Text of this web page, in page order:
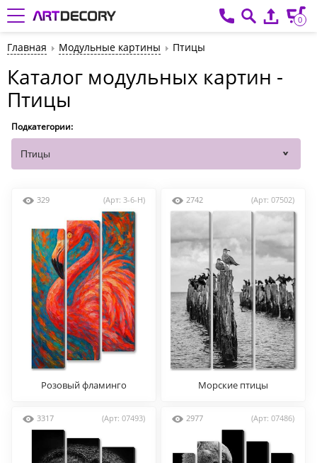
0
Главная Модульные картины Птицы
Каталог модульных картин -
Птицы
Подкатегории:
329 (Арт: 3-6-H)
Розовый фламинго
2742 (Арт: 07502)
Морские птицы
3317 (Арт: 07493) 2977 (Арт: 07486)